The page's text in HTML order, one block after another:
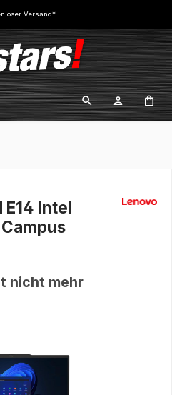
Versand*
Intel
nicht mehr